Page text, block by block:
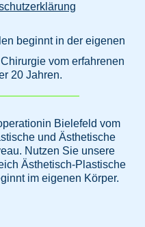
beginnt in der eigenen
vom erfahrenen
20 Jahren.
Bielefeld vom
und Ästhetische
Nutzen Sie unsere
Ästhetisch-Plastische
im eigenen Körper.